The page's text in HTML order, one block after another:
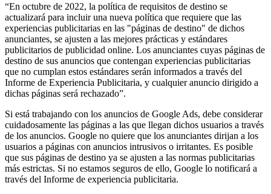
“En octubre de 2022, la política de requisitos de destino se
actualizará para incluir una nueva política que requiere que las
experiencias publicitarias en las "páginas de destino" de dichos
anunciantes, se ajusten a las mejores prácticas y estándares
publicitarios de publicidad online. Los anunciantes cuyas páginas de
destino de sus anuncios que contengan experiencias publicitarias
que no cumplan estos estándares serán informados a través del
Informe de Experiencia Publicitaria, y cualquier anuncio dirigido a
dichas páginas será rechazado”.
Si está trabajando con los anuncios de Google Ads, debe considerar
cuidadosamente las páginas a las que llegan dichos usuarios a través
de los anuncios. Google no quiere que los anunciantes dirijan a los
usuarios a páginas con anuncios intrusivos o irritantes. Es posible
que sus páginas de destino ya se ajusten a las normas publicitarias
más estrictas. Si no estamos seguros de ello, Google lo notificará a
través del Informe de experiencia publicitaria.